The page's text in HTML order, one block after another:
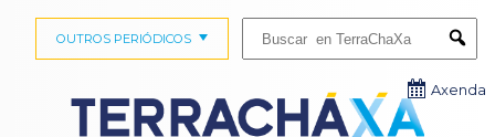
OUTROS PERIÓDICOS
Axenda